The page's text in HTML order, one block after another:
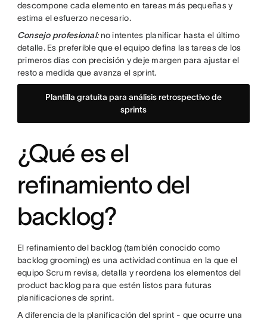
descompone cada elemento en tareas más pequeñas y
estima el esfuerzo necesario.
Consejo profesional:no intentes planificar hasta el último
detalle. Es preferible que el equipo defina las tareas de los
primeros días con precisión y deje margen para ajustar el
resto a medida que avanza el sprint.
Plantilla gratuita para análisis retrospectivo de
sprints
¿Qué es el
refinamiento del
backlog?
El refinamiento del backlog (también conocido como
backlog grooming) es una actividad continua en la que el
equipo Scrum revisa, detalla y reordena los elementos del
product backlog para que estén listos para futuras
planificaciones de sprint.
A diferencia de la planificación del sprint - que ocurre una